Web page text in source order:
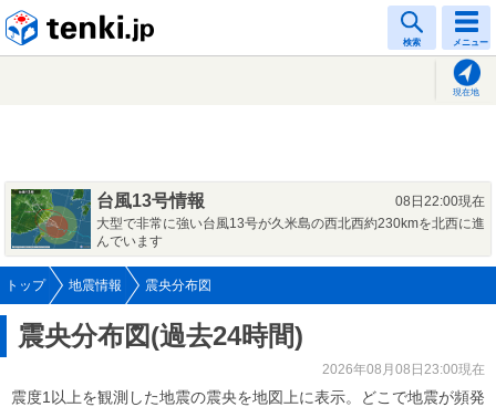
検索 メニュー
現在地
台風13号情報
08日22:00現在
大型で非常に強い台風13号が久米島の西北西約230kmを北西に進
んでいます
トップ 地震情報 震央分布図
震央分布図(過去24時間)
2026年08月08日23:00現在
震度1以上を観測した地震の震央を地図上に表示。どこで地震が頻発